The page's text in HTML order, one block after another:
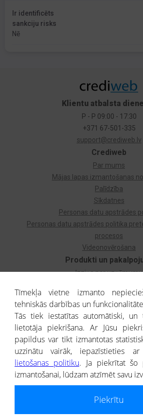
Ir identificēts
sankciju risks
Nē
Produkti un
Izziņa par uzņēmumu
Dzimtas koks
Uzņēmumu atlase
Monitorings
Kredītizziņa par ārvalstu
Crediweb
Par mums
Mājas lapas izmantošanas
Palīdzība
Sīkdatnes
Personas datu apstrādes
Personas datu apstrādes politika
procesos
Videonovērošana
Klientu atbalsta
P - P 09:00 - 17:30
+371 67-501-335
support@crediweb.lv
® CREDITREFORM Latvija
SIA
Portāla ietvaros saņemtajai informācijai ir uzziņas
Tīmekļa vietne izmanto
tehniskās darbības un
Tās tiek iestatītas automātiski, un
lietotāja piekrišana. Ar Jūsu
papildus var tikt izmantotas
uzzinātu vairāk, iepazīstieties
lietošanas politiku. Ja piekrītat šo
izmantošanai, lūdzam atzīmēt savu
Piekrītu